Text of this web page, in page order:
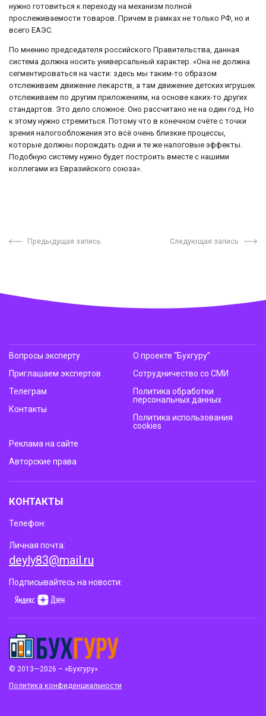
нужно готовиться к переходу на механизм полной
прослеживаемости товаров. Причем в рамках не только РФ, но и
всего ЕАЭС.
По мнению председателя российского Правительства, данная
система должна носить универсальный характер. «Она не должна
сегментироваться на части: здесь мы таким-то образом
отслеживаем движение лекарств, а там движение детских игрушек
отслеживаем по другим приложениям, на основе каких-то других
стандартов. Это дело сложное. Оно рассчитано не на один год. Но
к этому нужно стремиться. Потому что в конечном счёте с точки
зрения налогообложения это всё очень близкие процессы,
которые должны порождать одни и те же налоговые эффекты.
Подобную систему нужно будет построить вместе с нашими
коллегами из Евразийского союза».
Предыдущая запись Следующая запись
© 2013—2026 – «Бухгуру»
Политика конфиденциальности
Вопросы эксперту
Приглашаем экспертов
Телеграм
Контакты
О проекте “Бухгуру”
Сотрудничество со СМИ
Политика обработки
персональных данных
Политика использования
cookies
Реклама на сайте
Авторские права
КОНТАКТЫ
Телефон:
Личная почта:
deyly83@mail.ru
Подписывайтесь на новости: